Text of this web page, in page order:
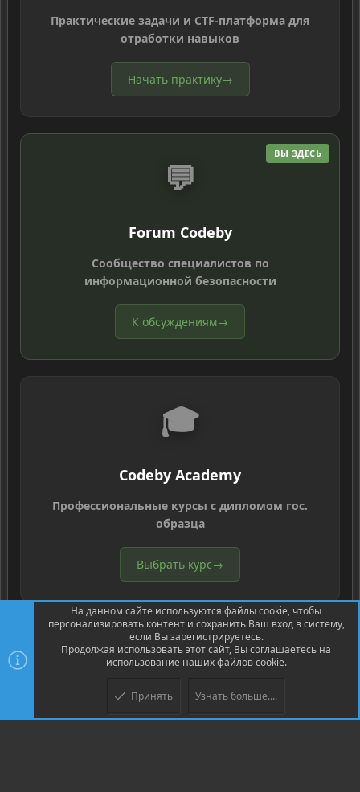
Практические задачи и CTF-платформа для
отработки навыков
Начать практику→
ВЫ ЗДЕСЬ
💬
Forum Codeby
Сообщество специалистов по
информационной безопасности
К обсуждениям→
🎓
Codeby Academy
Профессиональные курсы с дипломом гос.
образца
Выбрать курс→
Community platform by XenForo ® © 2010-2026 XenForo Ltd.
© Jason Axelrod of 8WAYRUN
На данном сайте используются файлы cookie, чтобы
персонализировать контент и сохранить Ваш вход в систему,
если Вы зарегистрируетесь.
Продолжая использовать этот сайт, Вы соглашаетесь на
использование наших файлов cookie.
Принять Узнать больше....